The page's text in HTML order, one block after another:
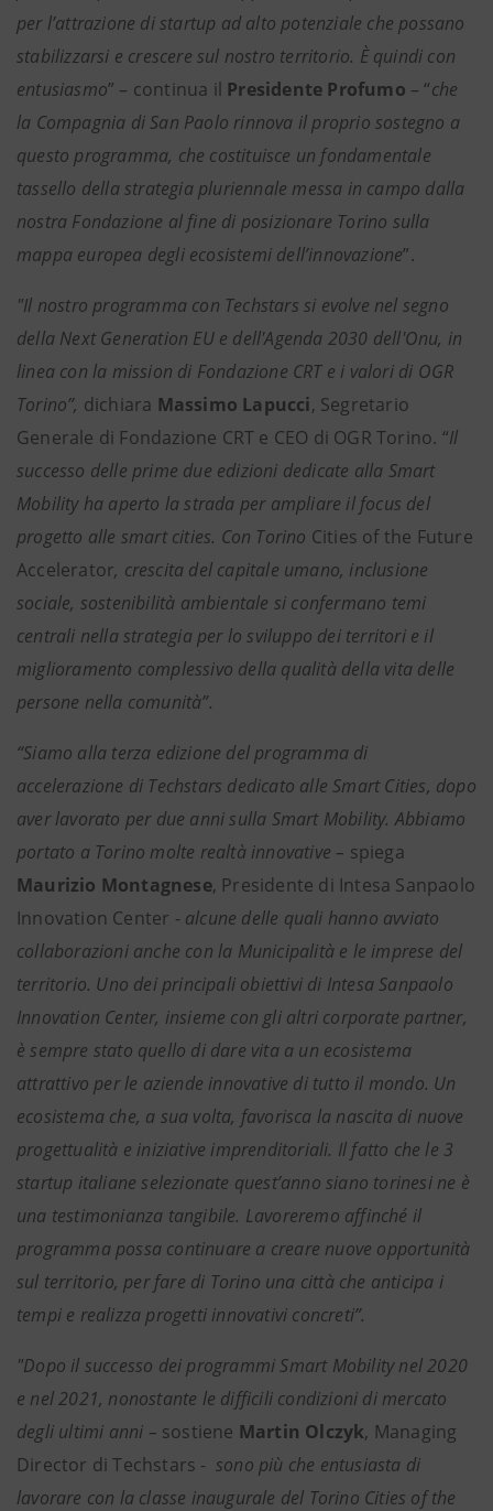
per l’attrazione di startup ad alto potenziale che possano
stabilizzarsi e crescere sul nostro territorio. È quindi con
entusiasmo” – continua il Presidente Profumo – “che
la Compagnia di San Paolo rinnova il proprio sostegno a
questo programma, che costituisce un fondamentale
tassello della strategia pluriennale messa in campo dalla
nostra Fondazione al fine di posizionare Torino sulla
mappa europea degli ecosistemi dell’innovazione”.
"Il nostro programma con Techstars si evolve nel segno
della Next Generation EU e dell'Agenda 2030 dell'Onu, in
linea con la mission di Fondazione CRT e i valori di OGR
Torino”, dichiara Massimo Lapucci, Segretario
Generale di Fondazione CRT e CEO di OGR Torino. “Il
successo delle prime due edizioni dedicate alla Smart
Mobility ha aperto la strada per ampliare il focus del
progetto alle smart cities. Con Torino Cities of the Future
Accelerator, crescita del capitale umano, inclusione
sociale, sostenibilità ambientale si confermano temi
centrali nella strategia per lo sviluppo dei territori e il
miglioramento complessivo della qualità della vita delle
persone nella comunità”.
“Siamo alla terza edizione del programma di
accelerazione di Techstars dedicato alle Smart Cities, dopo
aver lavorato per due anni sulla Smart Mobility. Abbiamo
portato a Torino molte realtà innovative – spiega
Maurizio Montagnese, Presidente di Intesa Sanpaolo
Innovation Center - alcune delle quali hanno avviato
collaborazioni anche con la Municipalità e le imprese del
territorio. Uno dei principali obiettivi di Intesa Sanpaolo
Innovation Center, insieme con gli altri corporate partner,
è sempre stato quello di dare vita a un ecosistema
attrattivo per le aziende innovative di tutto il mondo. Un
ecosistema che, a sua volta, favorisca la nascita di nuove
progettualità e iniziative imprenditoriali. Il fatto che le 3
startup italiane selezionate quest’anno siano torinesi ne è
una testimonianza tangibile. Lavoreremo affinché il
programma possa continuare a creare nuove opportunità
sul territorio, per fare di Torino una città che anticipa i
tempi e realizza progetti innovativi concreti”.
"Dopo il successo dei programmi Smart Mobility nel 2020
e nel 2021, nonostante le difficili condizioni di mercato
degli ultimi anni – sostiene Martin Olczyk, Managing
Director di Techstars - sono più che entusiasta di
lavorare con la classe inaugurale del Torino Cities of the